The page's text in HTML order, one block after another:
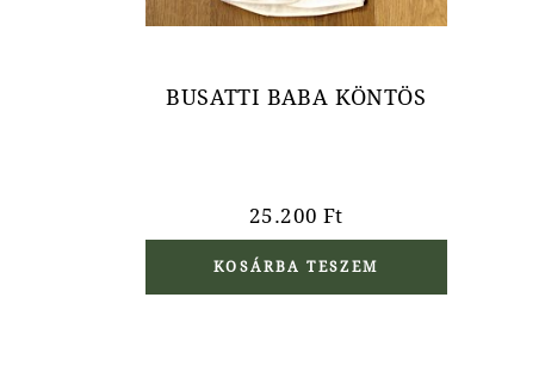
BUSATTI BABA KÖNTÖS
25.200 Ft
KOSÁRBA TESZEM